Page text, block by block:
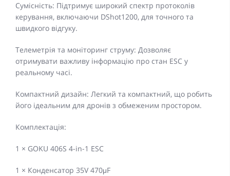
Сумісність: Підтримує широкий спектр протоколів
керування, включаючи DShot1200, для точного та
швидкого відгуку.
Телеметрія та моніторинг струму: Дозволяє
отримувати важливу інформацію про стан ESC у
реальному часі.
Компактний дизайн: Легкий та компактний, що робить
його ідеальним для дронів з обмеженим простором.
Комплектація:
1 × GOKU 406S 4-in-1 ESC
1 × Конденсатор 35V 470μF